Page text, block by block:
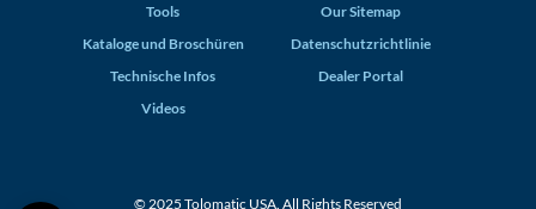
Tools
Kataloge und Broschüren
Technische Infos
Videos
Our Sitemap
Datenschutzrichtlinie
Dealer Portal
© 2025 Tolomatic USA. All Rights Reserved